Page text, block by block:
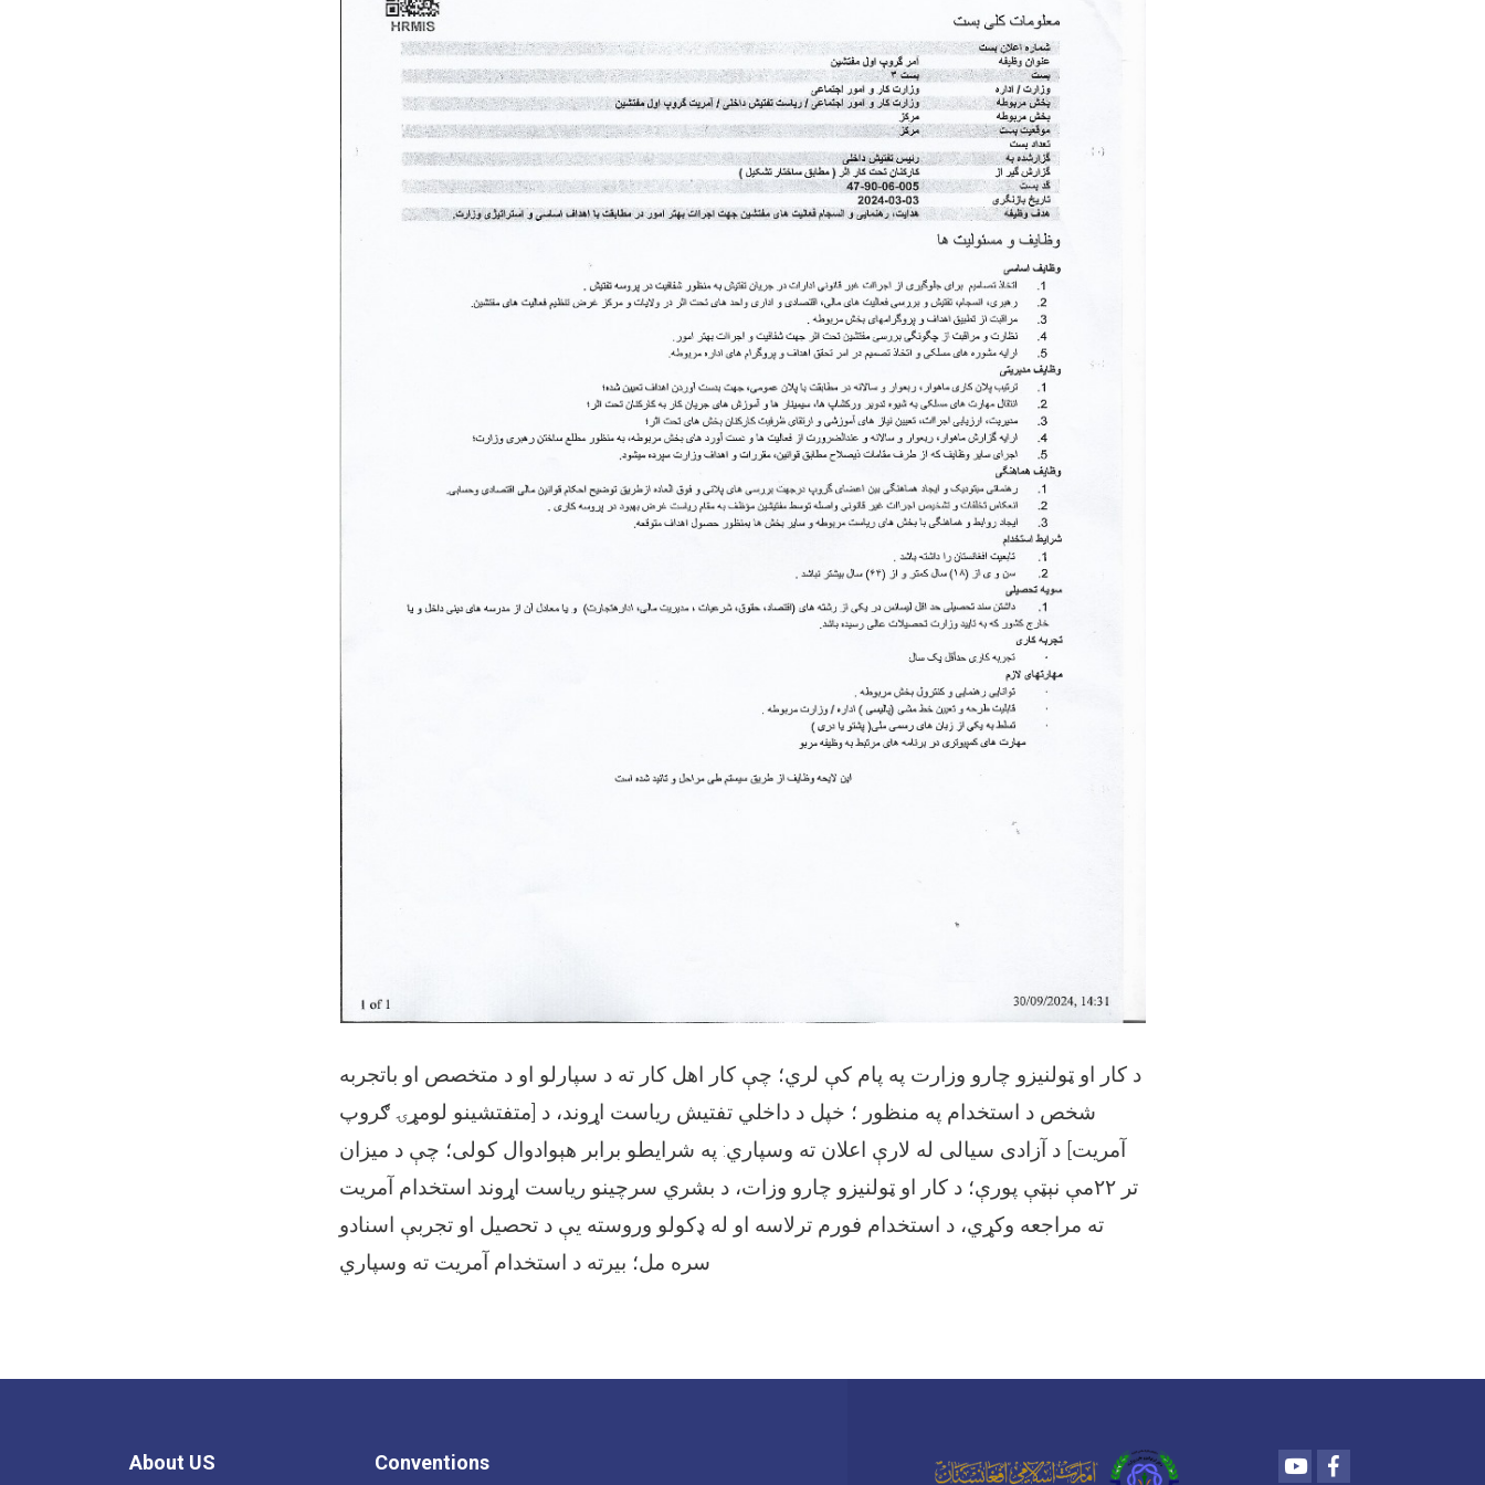
د کار او ټولنیزو چارو وزارت په پام کې لري؛ چې کار اهل کار ته د سپارلو او د متخصص او باتجربه
شخص د استخدام په منظور ؛ خپل د داخلي تفتیش ریاست اړوند، د [متفتشینو لومړۍ ګروپ
آمریت] د آزادی سیالی له لارې اعلان ته وسپاري: په شرایطو برابر هېوادوال کولی؛ چې د میزان
تر ۲۲مې نېټې پورې؛ د کار او ټولنیزو چارو وزات، د بشري سرچینو ریاست اړوند استخدام آمریت
ته مراجعه وکړي، د استخدام فورم ترلاسه او له ډکولو وروسته یې د تحصیل او تجربې اسنادو
سره مل؛ بیرته د استخدام آمریت ته وسپاري
About US Conventions YoutubeFacebook